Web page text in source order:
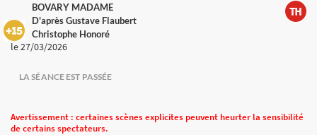
BOVARY MADAME
D'après Gustave Flaubert
Christophe Honoré
le 27/03/2026
LA SÉANCE EST PASSÉE
Avertissement : certaines scènes explicites peuvent heurter la sensibilité
de certains spectateurs.